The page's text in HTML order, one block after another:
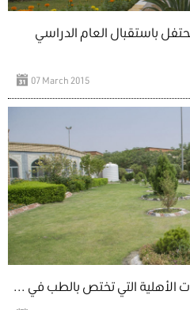
باستقبال العام الدراسي
07 March 2015
الأهلية التي تختص بالطب في ...